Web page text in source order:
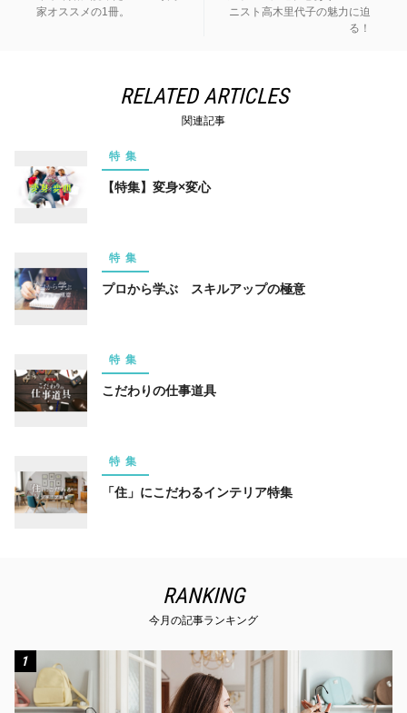
家オススメの1冊。
ニスト高木里代子の魅力に迫
る！
RELATED ARTICLES
関連記事
特集
【特集】変身×変心
特集
プロから学ぶ スキルアップの極意
特集
こだわりの仕事道具
特集
「住」にこだわるインテリア特集
RANKING
今月の記事ランキング
1